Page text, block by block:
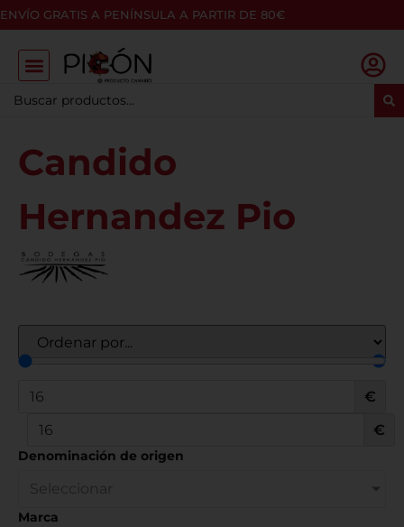
ENVÍO GRATIS A PENÍNSULA A PARTIR DE 80€
Candido
Hernandez Pio
€
€
Denominación de origen
Seleccionar
Marca